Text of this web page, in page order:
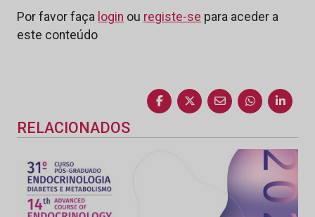
Por favor faça login ou registe-se para aceder a
este conteúdo
RELACIONADOS